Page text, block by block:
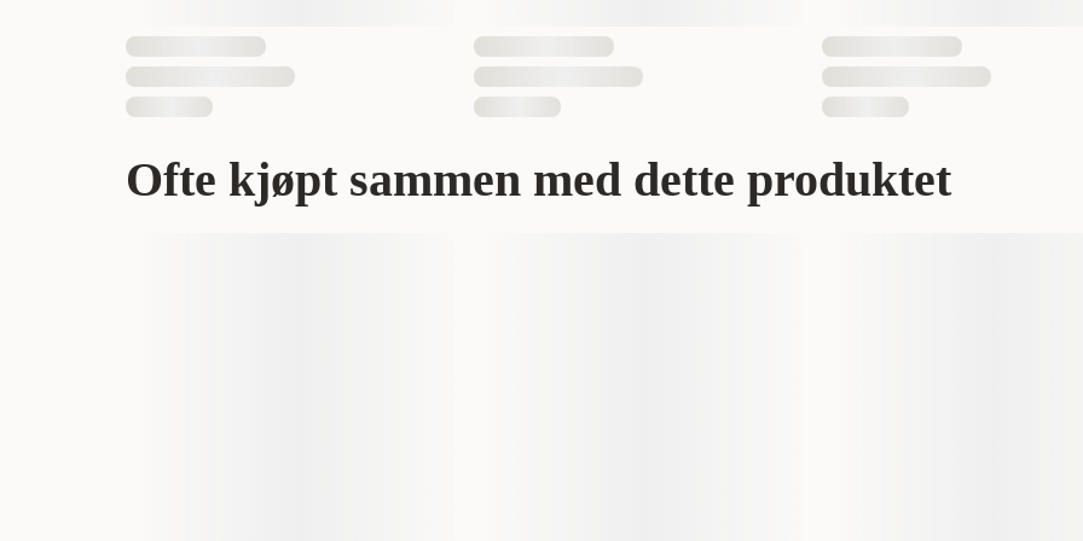
Ofte kjøpt sammen med dette produktet